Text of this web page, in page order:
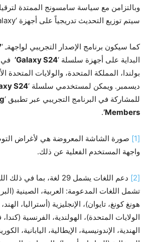
وبالتزامن مع سياسة سامسونج الممتدة
سيتم توزيع التحديث تدريجياً على أجهزة ‘Galaxy’الأخرى.
كما سيكون برنامج الإصدار التجريبي لواجهةـ ‘
البداية على أجهزة سلسلة ‘Galaxy S24
’ في
ديسمبر. ويمكن لمستخدمي سلسلة ‘S24’
للمشاركة في البرنامج التجريبي عبر تطبيق ‘
Members’
.
[1]
صورة الشاشة المعروضة هي لأغراض
واجهة المستخدم الفعلية عن ذلك.
[2]
دعم اللغات يشمل 29 لغة، بما
تشمل اللغات المدعومة: العربية، الصينية
هونغ كونغ، تايوان)، الإنجليزية (أستراليا،
الولايات المتحدة)، الهولندية، الفرنسية (كندا،
الهندية، الإندونيسية، الإيطالية، اليابانية،